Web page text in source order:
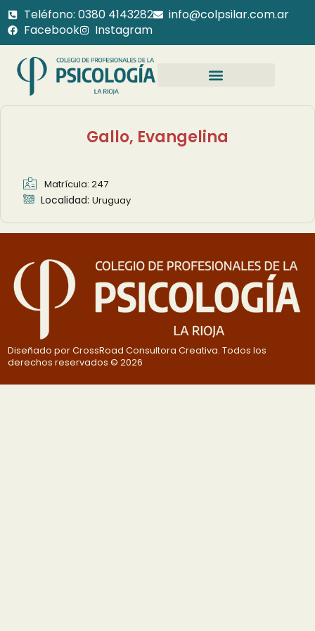
Teléfono: 0380 4143282
info@colpsilar.com.ar
Facebook
Instagram
Gallo, Evangelina
Matrícula: 247
Localidad:Uruguay
Diseñado por CrossRoad Consultora Creativa. Todos los
derechos reservados © 2026